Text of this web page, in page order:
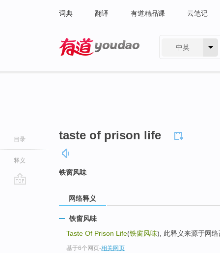
词典 翻译 有道精品课 云笔记
中英
目录
释义
taste of prison life
铁窗风味
网络释义
铁窗风味
Taste Of Prison Life(铁窗风味), 此释义来源于网
基于6个网页-相关网页